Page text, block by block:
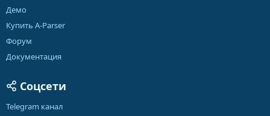
Демо
Купить A-Parser
Форум
Документация
Соцсети
Telegram канал